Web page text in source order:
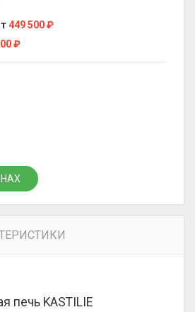
449 500₽
₽
печь KASTILIE